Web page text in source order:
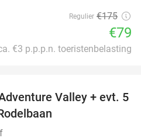
Regulier €175
€79
€3 p.p.p.n. toeristenbelasting
17%
Valley + evt. 5